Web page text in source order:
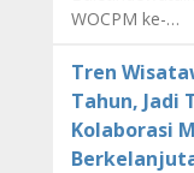
WOCPM ke-…
Tren
Tahun, Jadi
Kolaborasi